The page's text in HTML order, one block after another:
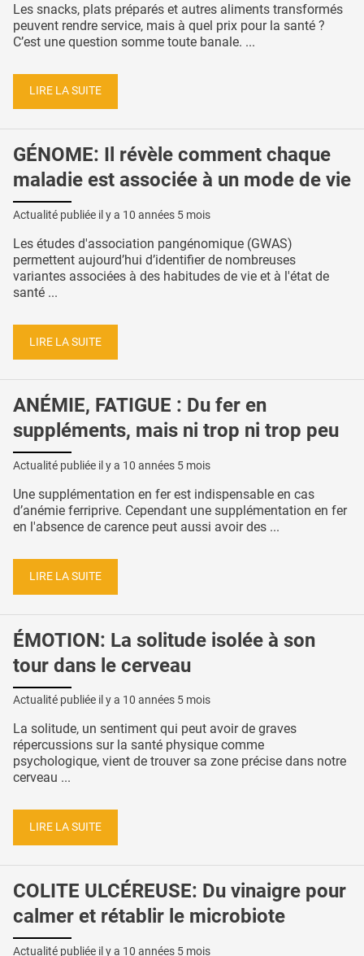
Les snacks, plats préparés et autres aliments transformés
peuvent rendre service, mais à quel prix pour la santé ?
C’est une question somme toute banale. ...
LIRE LA SUITE
GÉNOME: Il révèle comment chaque
maladie est associée à un mode de vie
Actualité publiée il y a 10 années 5 mois
Les études d'association pangénomique (GWAS)
permettent aujourd’hui d’identifier de nombreuses
variantes associées à des habitudes de vie et à l'état de
santé ...
LIRE LA SUITE
ANÉMIE, FATIGUE : Du fer en
suppléments, mais ni trop ni trop peu
Actualité publiée il y a 10 années 5 mois
Une supplémentation en fer est indispensable en cas
d’anémie ferriprive. Cependant une supplémentation en fer
en l'absence de carence peut aussi avoir des ...
LIRE LA SUITE
ÉMOTION: La solitude isolée à son
tour dans le cerveau
Actualité publiée il y a 10 années 5 mois
La solitude, un sentiment qui peut avoir de graves
répercussions sur la santé physique comme
psychologique, vient de trouver sa zone précise dans notre
cerveau ...
LIRE LA SUITE
COLITE ULCÉREUSE: Du vinaigre pour
calmer et rétablir le microbiote
Actualité publiée il y a 10 années 5 mois